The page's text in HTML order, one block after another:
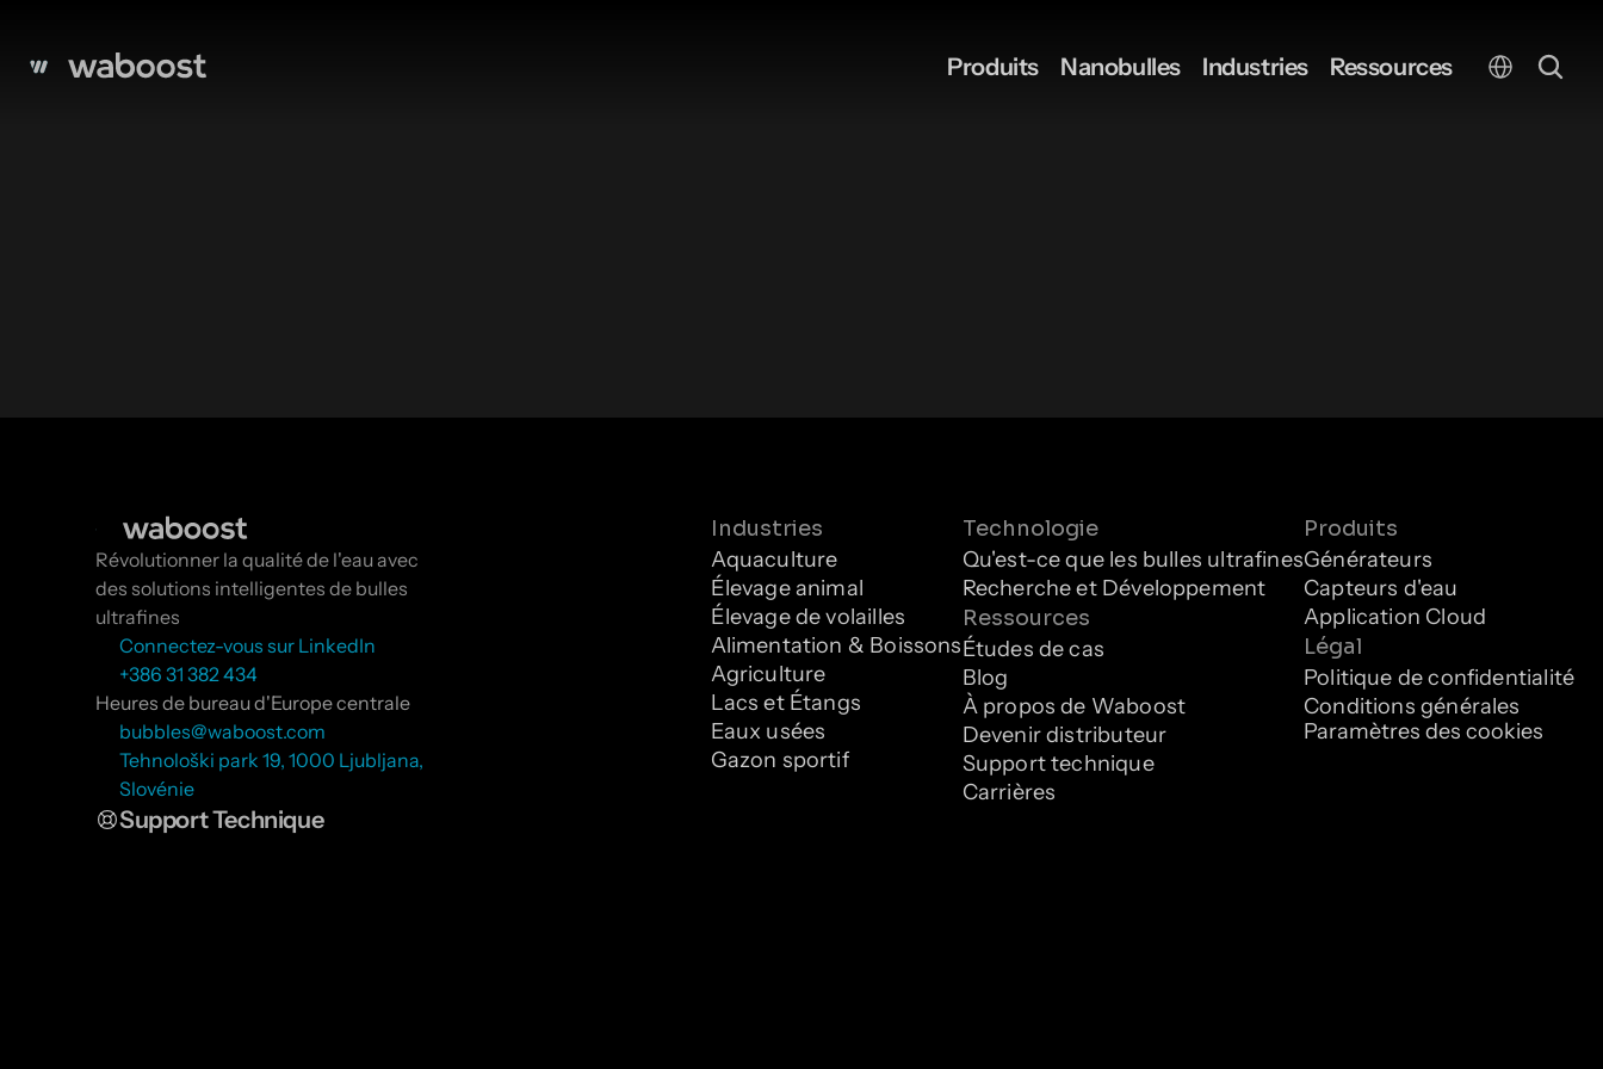
Produits Nanobulles Industries Ressources
Révolutionner la qualité de l'eau avec
des solutions intelligentes de bulles
ultrafines
Connectez-vous sur LinkedIn
+386 31 382 434
Heures de bureau d'Europe centrale
bubbles@waboost.com
Tehnološki park 19, 1000 Ljubljana,
Slovénie
Support Technique
Industries
Aquaculture
Élevage animal
Élevage de volailles
Alimentation & Boissons
Agriculture
Lacs et Étangs
Eaux usées
Gazon sportif
Technologie
Qu'est-ce que les bulles ultrafines
Recherche et Développement
Ressources
Études de cas
Blog
À propos de Waboost
Devenir distributeur
Support technique
Carrières
Produits
Générateurs
Capteurs d'eau
Application Cloud
Légal
Politique de confidentialité
Conditions générales
Paramètres des cookies